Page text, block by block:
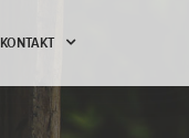
KONTAKT